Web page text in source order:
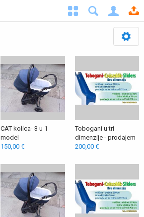
CAT kolica- 3 u 1
model
150,00 €
Tobogani u tri
dimenzije - prodajem
200,00 €